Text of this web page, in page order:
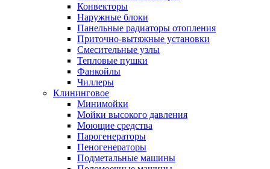
Конвекторы
Наружные блоки
Панельные радиаторы отопления
Приточно-вытяжные установки
Смесительные узлы
Тепловые пушки
Фанкойлы
Чиллеры
Клининговое
Минимойки
Мойки высокого давления
Моющие средства
Парогенераторы
Пеногенераторы
Подметальные машины